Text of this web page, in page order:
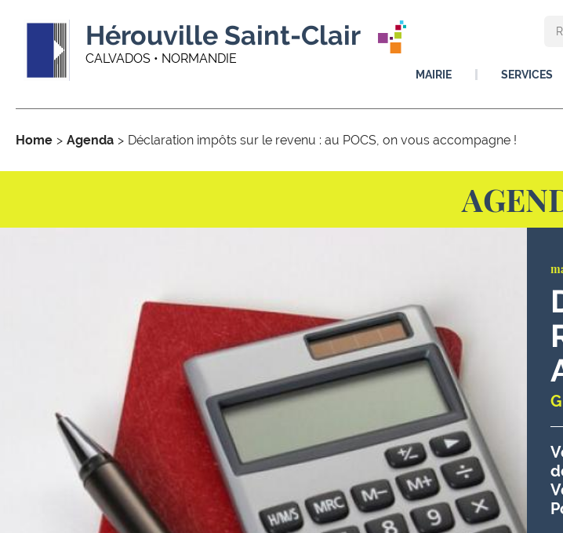
Hérouville Saint-Clair
CALVADOS • NORMANDIE
MAIRIE SERVICES
Home Agenda Déclaration impôts sur le revenu : au POCS, on vous accompagne !